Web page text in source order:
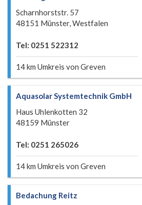
Scharnhorststr. 57
48151 Münster, Westfalen
Tel: 0251 522312
14 km Umkreis von Greven
Aquasolar Systemtechnik GmbH
Haus Uhlenkotten 32
48159 Münster
Tel: 0251 265026
14 km Umkreis von Greven
Bedachung Reitz